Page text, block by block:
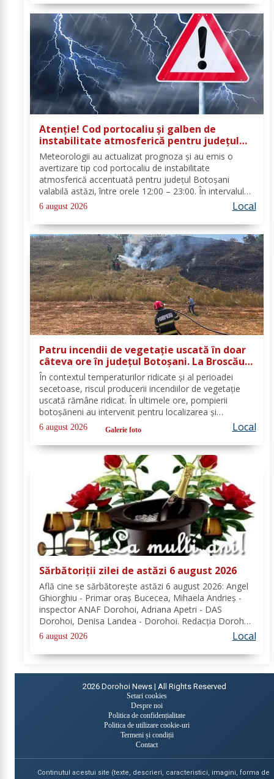
Atenție! Cod portocaliu și galben de
instabilitate atmosferică pentru județul
Botoșani
Meteorologii au actualizat prognoza și au emis o
avertizare tip cod portocaliu de instabilitate
atmosferică accentuată pentru județul Botoșani
valabilă astăzi, între orele 12:00 – 23:00. În intervalul
menționat vor fi perioade cu instabilitate atmosferică
accentuată ce se va manifesta prin...
6 august 2026 Local
Patru incendii de vegetație uscată în doar
câteva ore în județul Botoșani. La Broscăuți
a ars un hectar de vegetație
În contextul temperaturilor ridicate și al perioadei
secetoase, riscul producerii incendiilor de vegetație
uscată rămâne ridicat. În ultimele ore, pompierii
botoșăneni au intervenit pentru localizarea și
lichidarea a patru incendii de vegetație uscată,
produse în următoarele localități: Broscăuți –...
6 august 2026 Galerie foto Local
Sărbătoriții zilei de astăzi 6 august 2026
Află cine se sărbătoreşte astăzi 6 august 2026: Angel
Ghiorghiu - Primar oraș Bucecea, Mihaela Andrieș -
inspector ANAF Dorohoi, Adriana Apetri - DAS
Dorohoi, Denisa Landea - Dorohoi. Redacția Dorohoi
News urează tuturor La mulți ani! Completează lista
sărbătoriților din Dorohoi, la...
6 august 2026 Local
2026 Dorohoi News | All Rights Reserved
Setari cookies
Despre noi
Politica de confidențialitate
Politica de utilizare cookie-uri
Termeni și condiții
Contact
Continutul acestui site (texte, descrieri, caracteristici, imagini, forma de